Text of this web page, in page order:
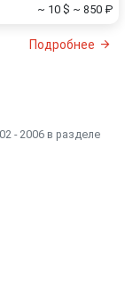
~ 10 $ ~ 850 ₽
Подробнее
- 2006 в разделе